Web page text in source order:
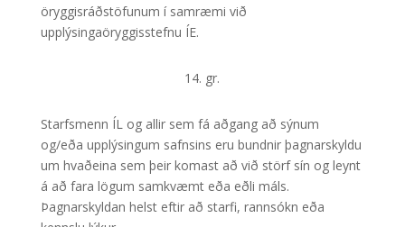
öryggisráðstöfunum í samræmi við
upplýsingaöryggisstefnu ÍE.
14. gr.
Starfsmenn ÍL og allir sem fá aðgang að sýnum
og/eða upplýsingum safnsins eru bundnir þagnarskyldu
um hvaðeina sem þeir komast að við störf sín og leynt
á að fara lögum samkvæmt eða eðli máls.
Þagnarskyldan helst eftir að starfi, rannsókn eða